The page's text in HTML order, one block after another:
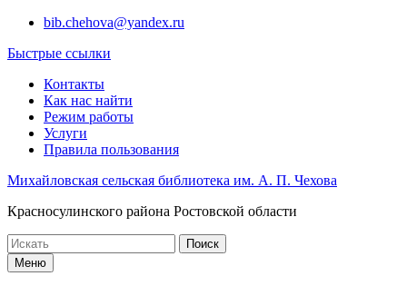
Перейти
содержимому
bib.chehova@yandex.ru
Быстрые ссылки
Контакты
Как нас найти
Режим работы
Услуги
Правила пользования
Михайловская сельская библиотека им. А. П. Чехова
Красносулинского района Ростовской области
Поиск
по:Меню